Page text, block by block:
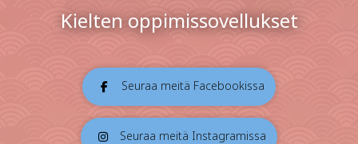
Kielten oppimissovellukset
Seuraa meitä Facebookissa
Seuraa meitä Instagramissa